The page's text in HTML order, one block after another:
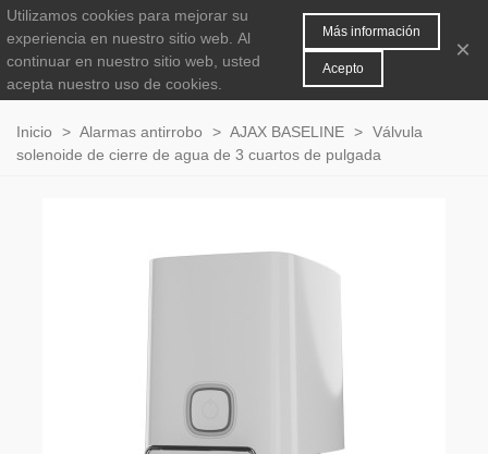
0
Inicio > Alarmas antirrobo > AJAX BASELINE > Válvula
solenoide de cierre de agua de 3 cuartos de pulgada
Utilizamos cookies para mejorar su
experiencia en nuestro sitio web. Al
continuar en nuestro sitio web, usted
acepta nuestro uso de cookies.
Más información
Acepto
×